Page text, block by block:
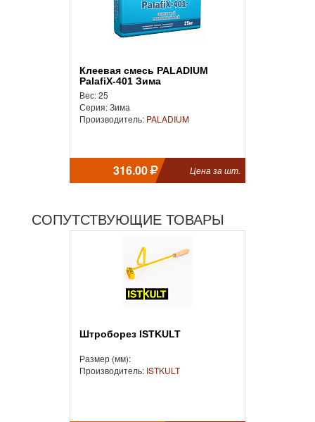
Клеевая смесь PALADIUM
PalafiХ-401 Зима
Вес: 25
Серия: Зима
Производитель: PALADIUM
316.00 Цена за шт.
СОПУТСТВУЮЩИЕ ТОВАРЫ
Штроборез ISTKULT
Размер (мм):
Производитель: ISTKULT